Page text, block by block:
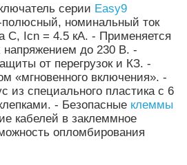
серии Easy9
номинальный ток
С, Icn = 4.5 кА. - Применяется
напряжением до 230 В. -
от перегрузок и КЗ. -
«мгновенного включения». -
из специального пластика с 6
- Безопасные клеммы
кабелей в заклеммное
опломбирования